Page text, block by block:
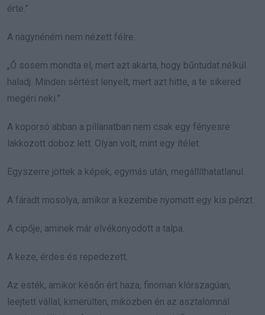
érte.”
A nagynéném nem nézett félre.
„Ő sosem mondta el, mert azt akarta, hogy bűntudat nélkül
haladj. Minden sértést lenyelt, mert azt hitte, a te sikered
megéri neki.”
A koporsó abban a pillanatban nem csak egy fényesre
lakkozott doboz lett. Olyan volt, mint egy ítélet.
Egyszerre jöttek a képek, egymás után, megállíthatatlanul.
A fáradt mosolya, amikor a kezembe nyomott egy kis pénzt.
A cipője, aminek már elvékonyodott a talpa.
A keze, érdes és repedezett.
Az esték, amikor későn ért haza, finoman klórszagúan,
leejtett vállal, kimerülten, miközben én az asztalomnál